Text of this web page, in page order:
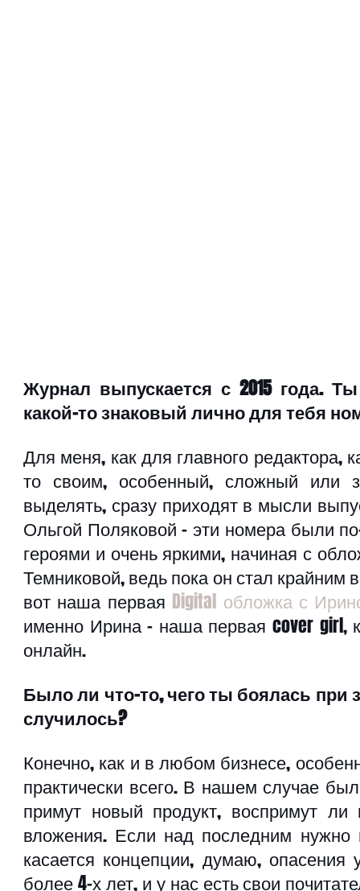
Журнал выпускается с 2015 года.
какой-то знаковый лично для тебя
Для меня, как для главного редактора,
то своим, особенный, сложный или
выделять, сразу приходят в мысли
Ольгой Поляковой – эти номера были
героями и очень яркими, начиная с
Темниковой, ведь пока он стал крайним
вот наша первая Digital обложка с
именно Ирина – наша первая cover girl,
онлайн.
Было ли что-то, чего ты боялась при
случилось?
Конечно, как и в любом бизнесе,
практически всего. В нашем случае
примут новый продукт, воспримут
вложения. Если над последним нужно
касается концепции, думаю,
более 4-х лет, и у нас есть свои